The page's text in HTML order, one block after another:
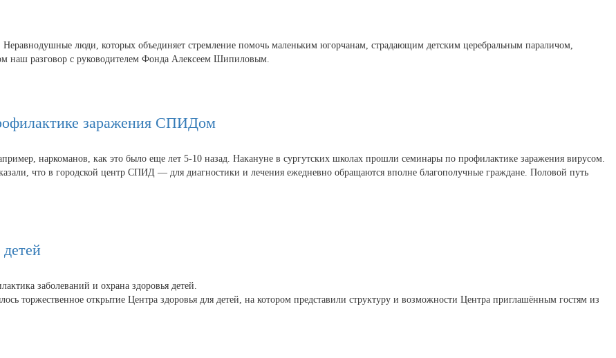
Неравнодушные люди, которых объединяет стремление помочь маленьким югорчанам, страдающим детским церебральным параличом,
наш разговор с руководителем Фонда Алексеем Шипиловым.
заражения СПИДом
наркоманов, как это было еще лет 5-10 назад. Накануне в сургутских школах прошли семинары по профилактике заражения вирусом.
что в городской центр СПИД — для диагностики и лечения ежедневно обращаются вполне благополучные граждане. Половой путь
заболеваний и охрана здоровья детей.
торжественное открытие Центра здоровья для детей, на котором представили структуру и возможности Центра приглашённым гостям из